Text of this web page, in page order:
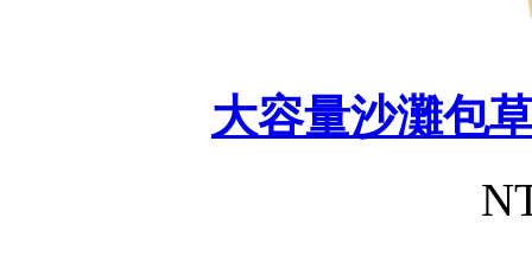
大容量沙灘包